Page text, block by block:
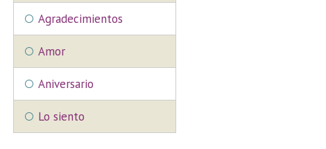
Agradecimientos
Amor
Aniversario
Lo siento